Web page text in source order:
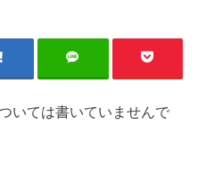
いては書いていませんで